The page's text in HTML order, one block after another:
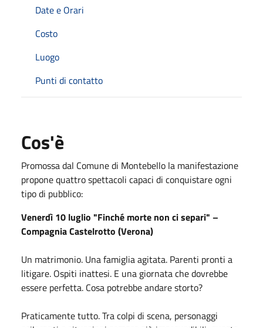
Date e Orari
Costo
Luogo
Punti di contatto
Cos'è
Promossa dal Comune di Montebello la manifestazione
propone quattro spettacoli capaci di conquistare ogni
tipo di pubblico:
Venerdì 10 luglio "Finché morte non ci separi" –
Compagnia Castelrotto (Verona)
Un matrimonio. Una famiglia agitata. Parenti pronti a
litigare. Ospiti inattesi. E una giornata che dovrebbe
essere perfetta. Cosa potrebbe andare storto?
Praticamente tutto. Tra colpi di scena, personaggi